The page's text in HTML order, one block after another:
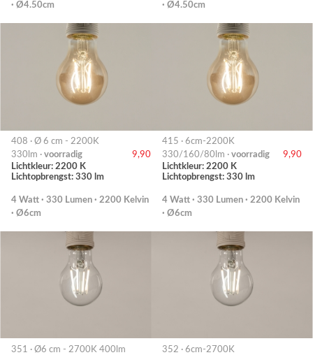
· Ø4.50cm
· Ø4.50cm
408 · Ø 6 cm - 2200K
330lm · voorradig
9,90
Lichtkleur: 2200 K
Lichtopbrengst: 330 lm
4 Watt · 330 Lumen · 2200 Kelvin
· Ø6cm
415 · 6cm-2200K
330/160/80lm · voorradig
9,90
Lichtkleur: 2200 K
Lichtopbrengst: 330 lm
4 Watt · 330 Lumen · 2200 Kelvin
· Ø6cm
351 · Ø6 cm - 2700K 400lm
352 · 6cm-2700K